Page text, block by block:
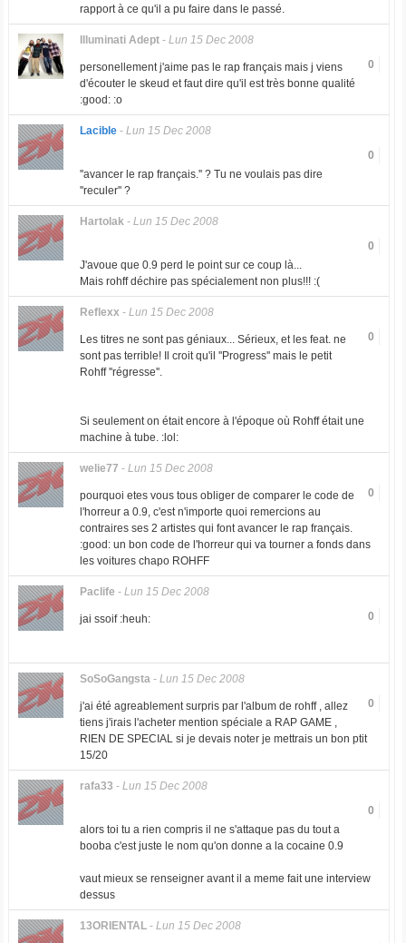
rapport à ce qu'il a pu faire dans le passé.
Illuminati Adept- Lun 15 Dec 2008
0
personellement j'aime pas le rap français mais j viens
d'écouter le skeud et faut dire qu'il est très bonne qualité
:good: :o
Lacible- Lun 15 Dec 2008
0
''avancer le rap français.'' ? Tu ne voulais pas dire
''reculer'' ?
Hartolak- Lun 15 Dec 2008
0
J'avoue que 0.9 perd le point sur ce coup là...
Mais rohff déchire pas spécialement non plus!!! :(
Reflexx - Lun 15 Dec 2008
0
Les titres ne sont pas géniaux... Sérieux, et les feat. ne
sont pas terrible! Il croit qu'il ''Progress'' mais le petit
Rohff ''régresse''.
Si seulement on était encore à l'époque où Rohff était une
machine à tube. :lol:
welie77 - Lun 15 Dec 2008
0
pourquoi etes vous tous obliger de comparer le code de
l'horreur a 0.9, c'est n'importe quoi remercions au
contraires ses 2 artistes qui font avancer le rap français.
:good: un bon code de l'horreur qui va tourner a fonds dans
les voitures chapo ROHFF
Paclife - Lun 15 Dec 2008
0
jai ssoif :heuh:
SoSoGangsta- Lun 15 Dec 2008
0
j'ai été agreablement surpris par l'album de rohff , allez
tiens j'irais l'acheter mention spéciale a RAP GAME ,
RIEN DE SPECIAL si je devais noter je mettrais un bon ptit
15/20
rafa33 - Lun 15 Dec 2008
0
alors toi tu a rien compris il ne s'attaque pas du tout a
booba c'est juste le nom qu'on donne a la cocaine 0.9
vaut mieux se renseigner avant il a meme fait une interview
dessus
13ORIENTAL- Lun 15 Dec 2008